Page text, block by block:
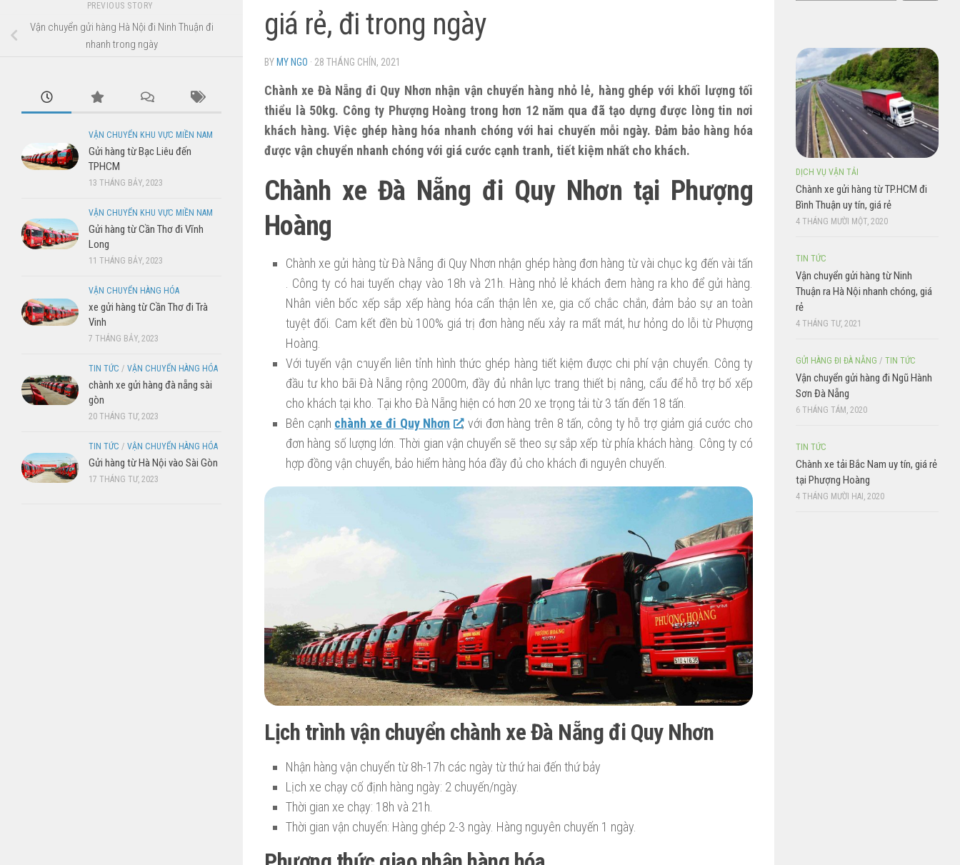
giá rẻ, đi trong ngày
BY MY NGO · 28 THÁNG CHÍN, 2021
Chành xe Đà Nẵng đi Quy Nhơn nhận vận chuyển hàng nhỏ lẻ, hàng ghép với khối lượng tối
thiểu là 50kg. Công ty Phượng Hoàng trong hơn 12 năm qua đã tạo dựng được lòng tin nơi
khách hàng. Việc ghép hàng hóa nhanh chóng với hai chuyến mỗi ngày. Đảm bảo hàng hóa
được vận chuyển nhanh chóng với giá cước cạnh tranh, tiết kiệm nhất cho khách.
Chành xe Đà Nẵng đi Quy Nhơn tại Phượng
Hoàng
Chành xe gửi hàng từ Đà Nẵng đi Quy Nhơn nhận ghép hàng đơn hàng từ vài chục kg đến vài tấn
. Công ty có hai tuyến chạy vào 18h và 21h. Hàng nhỏ lẻ khách đem hàng ra kho để gửi hàng.
Nhân viên bốc xếp sắp xếp hàng hóa cẩn thận lên xe, gia cố chắc chắn, đảm bảo sự an toàn
tuyệt đối. Cam kết đền bù 100% giá trị đơn hàng nếu xảy ra mất mát, hư hỏng do lỗi từ Phượng
Hoàng.
Với tuyến vận chuyển liên tỉnh hình thức ghép hàng tiết kiệm được chi phí vận chuyển. Công ty
đầu tư kho bãi Đà Nẵng rộng 2000m, đầy đủ nhân lực trang thiết bị nâng, cẩu để hỗ trợ bố xếp
cho khách tại kho. Tại kho Đà Nẵng hiện có hơn 20 xe trọng tải từ 3 tấn đến 18 tấn.
Bên cạnh chành xe đi Quy Nhơn
, với đơn hàng trên 8 tấn, công ty hỗ trợ giảm giá cước cho
đơn hàng số lượng lớn. Thời gian vận chuyển sẽ theo sự sắp xếp từ phía khách hàng. Công ty có
hợp đồng vận chuyển, bảo hiểm hàng hóa đầy đủ cho khách đi nguyên chuyến.
Lịch trình vận chuyển chành xe Đà Nẵng đi Quy Nhơn
Nhận hàng vận chuyển từ 8h-17h các ngày từ thứ hai đến thứ bảy
Lịch xe chạy cố định hàng ngày: 2 chuyến/ngày.
Thời gian xe chạy: 18h và 21h.
Thời gian vận chuyển: Hàng ghép 2-3 ngày. Hàng nguyên chuyến 1 ngày.
PREVIOUS STORY
Vận chuyển gửi hàng Hà Nội đi Ninh Thuận đi
nhanh trong ngày
VẬN CHUYỂN KHU VỰC MIỀN NAM
Gửi hàng từ Bạc Liêu đến
TPHCM
13 THÁNG BẢY, 2023
VẬN CHUYỂN KHU VỰC MIỀN NAM
Gửi hàng từ Cần Thơ đi Vĩnh
Long
11 THÁNG BẢY, 2023
VẬN CHUYỂN HÀNG HÓA
xe gửi hàng từ Cần Thơ đi Trà
Vinh
7 THÁNG BẢY, 2023
TIN TỨC / VẬN CHUYỂN HÀNG HÓA
chành xe gửi hàng đà nẵng sài
gòn
20 THÁNG TƯ, 2023
TIN TỨC / VẬN CHUYỂN HÀNG HÓA
Gửi hàng từ Hà Nội vào Sài Gòn
17 THÁNG TƯ, 2023
DỊCH VỤ VẬN TẢI
Chành xe gửi hàng từ TP.HCM đi
Bình Thuận uy tín, giá rẻ
4 THÁNG MƯỜI MỘT, 2020
TIN TỨC
Vận chuyển gửi hàng từ Ninh
Thuận ra Hà Nội nhanh chóng, giá
rẻ
4 THÁNG TƯ, 2021
GỬI HÀNG ĐI ĐÀ NẴNG / TIN TỨC
Vận chuyển gửi hàng đi Ngũ Hành
Sơn Đà Nẵng
6 THÁNG TÁM, 2020
TIN TỨC
Chành xe tải Bắc Nam uy tín, giá rẻ
tại Phượng Hoàng
4 THÁNG MƯỜI HAI, 2020